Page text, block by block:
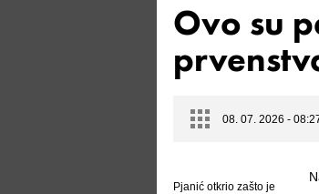
Ovo su
08. 07. 2026 -
Pjanić otkrio zašto je